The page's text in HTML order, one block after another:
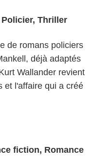
Policier, Thriller
de romans policiers
déjà adaptés
Wallander revient
et l'affaire qui a créé
fiction, Romance